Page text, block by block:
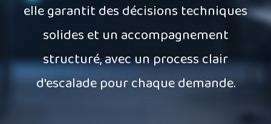
elle garantit des décisions techniques
solides et un accompagnement
structuré, avec un process clair
d'escalade pour chaque demande.